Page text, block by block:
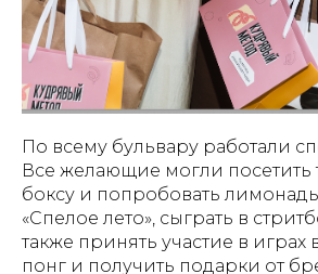
По всему бульвару работали
Все желающие могли
боксу и попробовать
«Спелое лето», сыграть в
также принять участие в играх
понг и получить подарки от